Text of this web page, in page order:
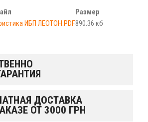
Размер
ИБП ЛЕОТОН.PDF890.36 кб
ДОСТАВКА
ОТ 3000 ГРН